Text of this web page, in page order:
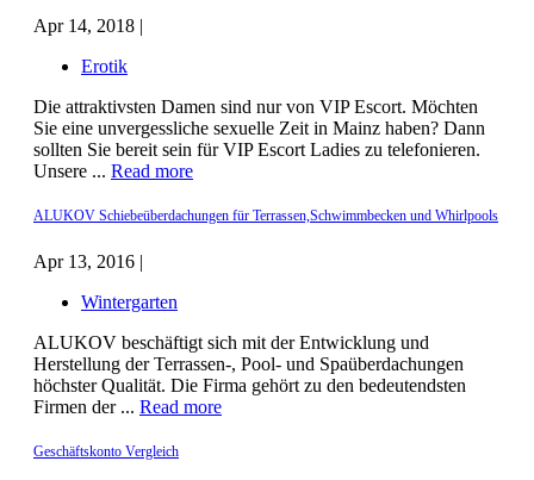
Apr 14, 2018 |
Erotik
Die attraktivsten Damen sind nur von VIP Escort. Möchten
Sie eine unvergessliche sexuelle Zeit in Mainz haben? Dann
sollten Sie bereit sein für VIP Escort Ladies zu telefonieren.
Unsere ... Read more
ALUKOV Schiebeüberdachungen für Terrassen,Schwimmbecken und Whirlpools
Apr 13, 2016 |
Wintergarten
ALUKOV beschäftigt sich mit der Entwicklung und
Herstellung der Terrassen-, Pool- und Spaüberdachungen
höchster Qualität. Die Firma gehört zu den bedeutendsten
Firmen der ... Read more
Geschäftskonto Vergleich